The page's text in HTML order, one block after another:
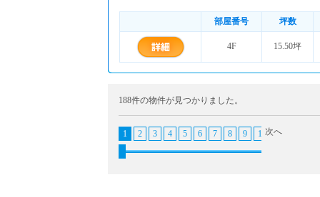
部屋番号 坪数
4F 15.50坪
188件の物件が見つかりました。
1 2 3 4 5 6 7 8 9 10 11
次へ